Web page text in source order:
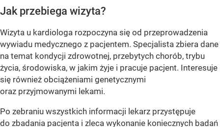
Jak przebiega wizyta?
Wizyta u kardiologa rozpoczyna się od przeprowadzenia
wywiadu medycznego z pacjentem. Specjalista zbiera dane
na temat kondycji zdrowotnej, przebytych chorób, trybu
życia, środowiska, w jakim żyje i pracuje pacjent. Interesuje
się również obciążeniami genetycznymi
oraz przyjmowanymi lekami.
Po zebraniu wszystkich informacji lekarz przystępuje
do zbadania pacjenta i zleca wykonanie koniecznych badań